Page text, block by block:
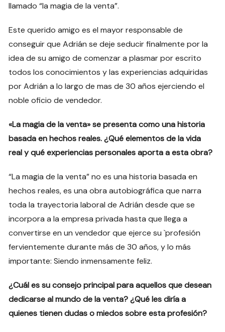
llamado “la magia de la venta”.
Este querido amigo es el mayor responsable de
conseguir que Adrián se deje seducir finalmente por la
idea de su amigo de comenzar a plasmar por escrito
todos los conocimientos y las experiencias adquiridas
por Adrián a lo largo de mas de 30 años ejerciendo el
noble oficio de vendedor.
«La magia de la venta» se presenta como una historia
basada en hechos reales. ¿Qué elementos de la vida
real y qué experiencias personales aporta a esta obra?
“La magia de la venta” no es una historia basada en
hechos reales, es una obra autobiográfica que narra
toda la trayectoria laboral de Adrián desde que se
incorpora a la empresa privada hasta que llega a
convertirse en un vendedor que ejerce su `profesión
fervientemente durante más de 30 años, y lo más
importante: Siendo inmensamente feliz.
¿Cuál es su consejo principal para aquellos que desean
dedicarse al mundo de la venta? ¿Qué les diría a
quienes tienen dudas o miedos sobre esta profesión?